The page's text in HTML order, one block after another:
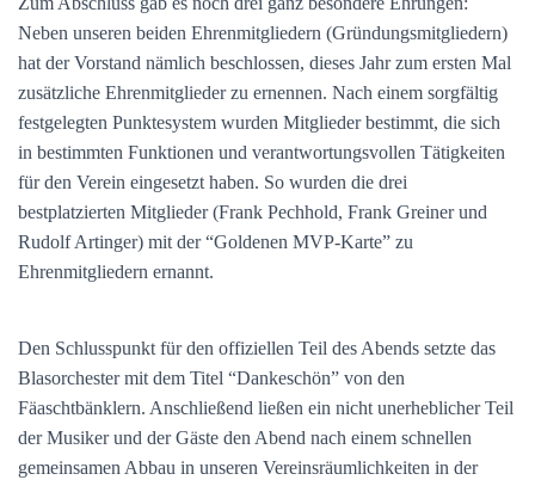
Neben unseren beiden Ehrenmitgliedern (Gründungsmitgliedern)
hat der Vorstand nämlich beschlossen, dieses Jahr zum ersten Mal
zusätzliche Ehrenmitglieder zu ernennen. Nach einem sorgfältig
festgelegten Punktesystem wurden Mitglieder bestimmt, die sich
in bestimmten Funktionen und verantwortungsvollen Tätigkeiten
für den Verein eingesetzt haben. So wurden die drei
bestplatzierten Mitglieder (Frank Pechhold, Frank Greiner und
Rudolf Artinger) mit der “Goldenen MVP-Karte” zu
Ehrenmitgliedern ernannt.
Den Schlusspunkt für den offiziellen Teil des Abends setzte das
Blasorchester mit dem Titel “Dankeschön” von den
Fäaschtbänklern. Anschließend ließen ein nicht unerheblicher Teil
der Musiker und der Gäste den Abend nach einem schnellen
gemeinsamen Abbau in unseren Vereinsräumlichkeiten in der